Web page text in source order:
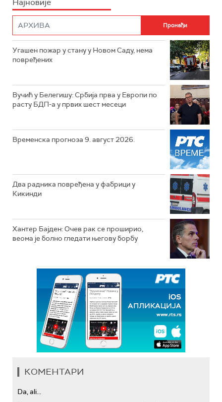
Најновије
Угашен пожар у стану у Новом Саду, нема
повређених
Вучић у Белегишу: Србија прва у Европи по
расту БДП-а у првих шест месеци
Временска прогноза 9. август 2026.
Два радника повређена у фабрици у
Кикинди
Хантер Бајден: Очев рак се проширио,
веома је болно гледати његову борбу
КОМЕНТАРИ
Da, ali...